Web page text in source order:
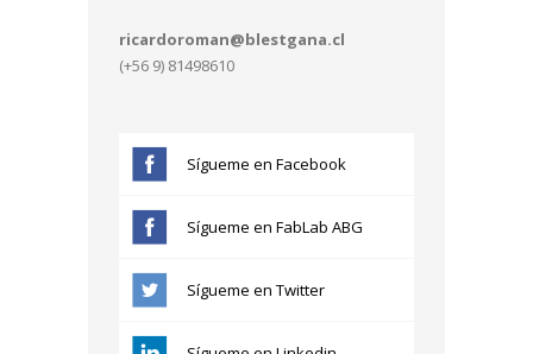
ricardoroman@blestgana.cl
(+56 9) 81498610
Sígueme en Facebook
Sígueme en FabLab ABG
Sígueme en Twitter